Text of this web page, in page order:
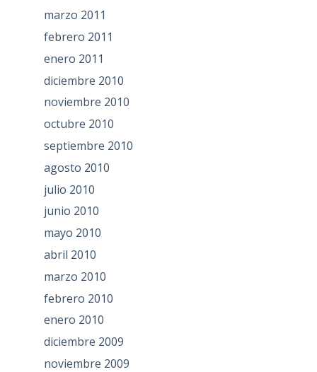
marzo 2011
febrero 2011
enero 2011
diciembre 2010
noviembre 2010
octubre 2010
septiembre 2010
agosto 2010
julio 2010
junio 2010
mayo 2010
abril 2010
marzo 2010
febrero 2010
enero 2010
diciembre 2009
noviembre 2009